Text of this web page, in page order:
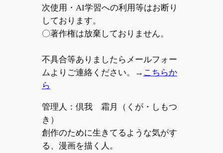
次使用・AI学習への利用等はお断り
しております。
〇著作権は放棄しておりません。
不具合等ありましたらメールフォー
ムよりご連絡ください。→ こちらか
ら
管理人：倶我 霜月（くが・しもつ
き）
創作のために生きてるような気がす
る、漫画を描く人。